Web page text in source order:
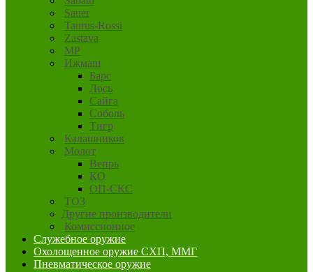
Sauer
Taurus-Rossi
Zastava
MP
Ижмаш
Барс
Лось
Сайга
Соболь
Тигр
Калашников
Молот
Вепрь
КО
ОП-СКС
ТОЗ
Другие производители
Комиссионное
Служебное оружие
Охолощенное оружие СХП, ММГ
Пневматическое оружие